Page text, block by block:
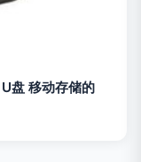
盘 移动存储的